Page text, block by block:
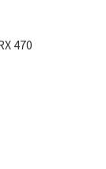
470